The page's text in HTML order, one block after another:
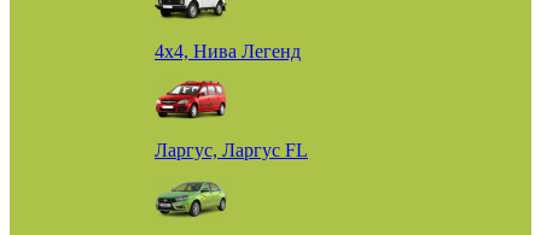
4х4, Нива Легенд
Ларгус, Ларгус FL